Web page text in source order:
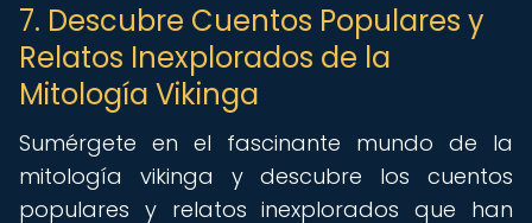
7. Descubre Cuentos Populares y
Relatos Inexplorados de la
Mitología Vikinga
Sumérgete en el fascinante mundo de la
mitología vikinga y descubre los cuentos
populares y relatos inexplorados que han